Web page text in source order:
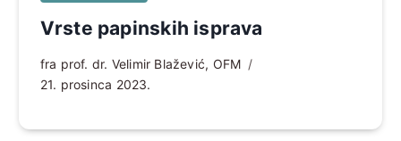
Vrste papinskih isprava
fra prof. dr. Velimir Blažević, OFM
21. prosinca 2023.